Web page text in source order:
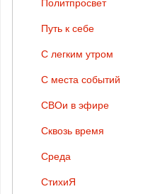
Политпросвет
Путь к себе
С легким утром
С места событий
СВОи в эфире
Сквозь время
Среда
СтихиЯ